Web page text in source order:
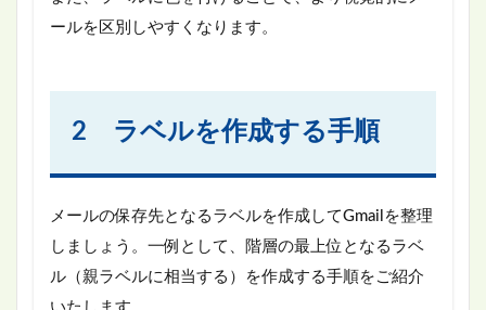
ールを区別しやすくなります。
2 ラベルを作成する手順
メールの保存先となるラベルを作成してGmailを整理
しましょう。一例として、階層の最上位となるラベ
ル（親ラベルに相当する）を作成する手順をご紹介
いたします。